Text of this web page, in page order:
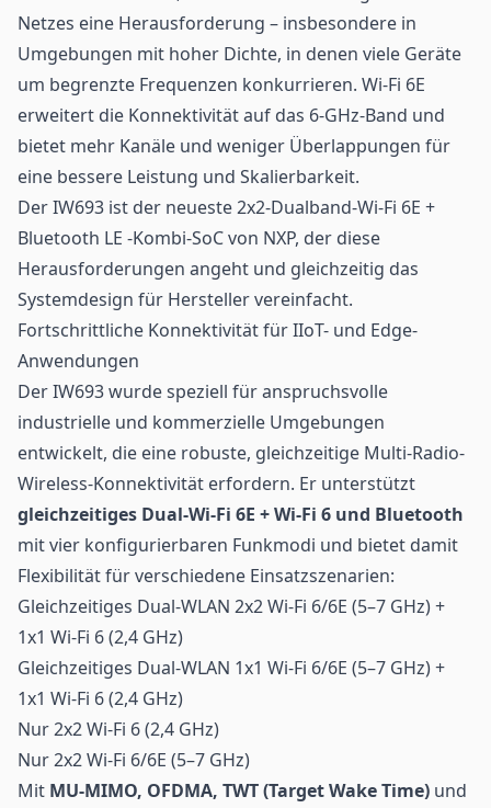
Netzes eine Herausforderung – insbesondere in
Umgebungen mit hoher Dichte, in denen viele Geräte
um begrenzte Frequenzen konkurrieren. Wi-Fi 6E
erweitert die Konnektivität auf das 6-GHz-Band und
bietet mehr Kanäle und weniger Überlappungen für
eine bessere Leistung und Skalierbarkeit.
Der IW693 ist der neueste 2x2-Dualband-Wi-Fi 6E +
Bluetooth LE -Kombi-SoC von NXP, der diese
Herausforderungen angeht und gleichzeitig das
Systemdesign für Hersteller vereinfacht.
Fortschrittliche Konnektivität für IIoT- und Edge-
Anwendungen
Der IW693 wurde speziell für anspruchsvolle
industrielle und kommerzielle Umgebungen
entwickelt, die eine robuste, gleichzeitige Multi-Radio-
Wireless-Konnektivität erfordern. Er unterstützt
gleichzeitiges Dual-Wi-Fi 6E + Wi-Fi 6 und Bluetooth
mit vier konfigurierbaren Funkmodi und bietet damit
Flexibilität für verschiedene Einsatzszenarien:
Gleichzeitiges Dual-WLAN 2x2 Wi-Fi 6/6E (5–7 GHz) +
1x1 Wi-Fi 6 (2,4 GHz)
Gleichzeitiges Dual-WLAN 1x1 Wi-Fi 6/6E (5–7 GHz) +
1x1 Wi-Fi 6 (2,4 GHz)
Nur 2x2 Wi-Fi 6 (2,4 GHz)
Nur 2x2 Wi-Fi 6/6E (5–7 GHz)
Mit MU-MIMO, OFDMA, TWT (Target Wake Time) und